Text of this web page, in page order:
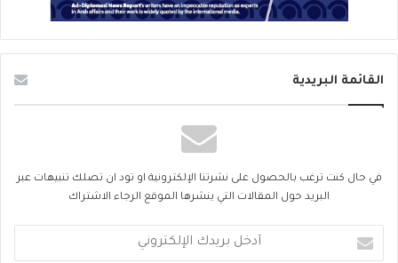
القائمة البريدية
في حال كنت ترغب بالحصول على نشرتنا الإلكترونية او تود ان تصلك تنبيهات عبر
البريد حول المقالات التي ينشرها الموقع الرجاء الاشتراك
بريدك